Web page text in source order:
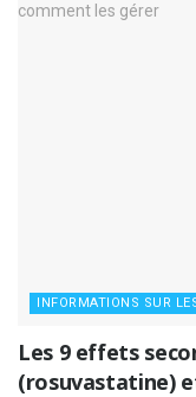
INFORMATIONS SUR
Les 9 effets
(rosuvastatine)